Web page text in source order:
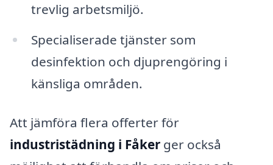
trevlig arbetsmiljö.
Specialiserade tjänster som
desinfektion och djuprengöring i
känsliga områden.
Att jämföra flera offerter för
industristädning i Fåker ger också